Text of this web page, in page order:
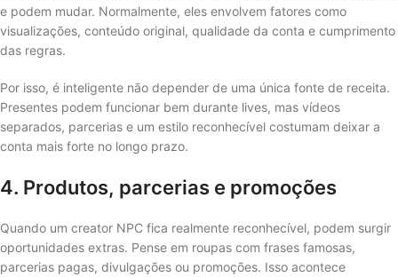
e podem mudar. Normalmente, eles envolvem fatores como
visualizações, conteúdo original, qualidade da conta e cumprimento
das regras.
Por isso, é inteligente não depender de uma única fonte de receita.
Presentes podem funcionar bem durante lives, mas vídeos
separados, parcerias e um estilo reconhecível costumam deixar a
conta mais forte no longo prazo.
4. Produtos, parcerias e promoções
Quando um creator NPC fica realmente reconhecível, podem surgir
oportunidades extras. Pense em roupas com frases famosas,
parcerias pagas, divulgações ou promoções. Isso acontece